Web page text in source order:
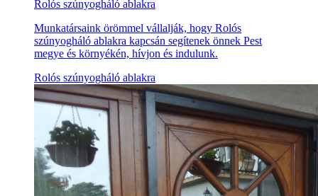
Rolós szúnyogháló ablakra
Munkatársaink örömmel vállalják, hogy Rolós
szúnyogháló ablakra kapcsán segítenek önnek Pest
megye és környékén, hívjon és indulunk.
Rolós szúnyogháló ablakra